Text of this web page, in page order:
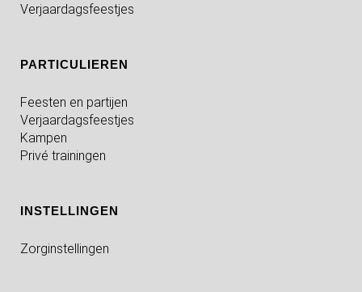
Verjaardagsfeestjes
PARTICULIEREN
Feesten en partijen
Verjaardagsfeestjes
Kampen
Privé trainingen
INSTELLINGEN
Zorginstellingen